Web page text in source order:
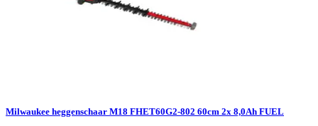
Milwaukee heggenschaar M18 FHET60G2-802 60cm 2x 8,0Ah FUEL